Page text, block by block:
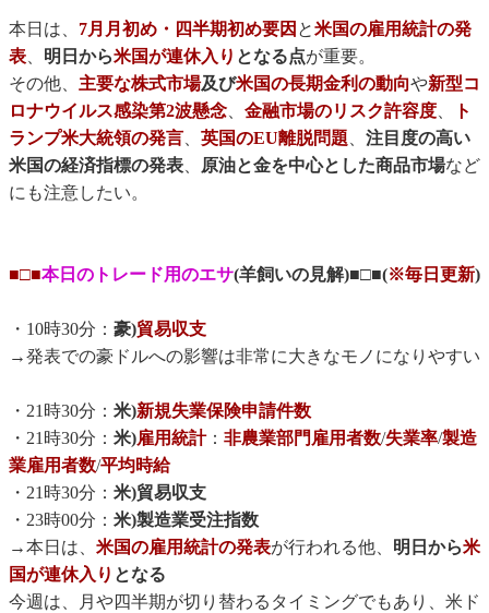
本日は、 7月月初め・四半期初め要因 と米国の雇用統計の発
表、 明日から米国が連休入り となる点が重要。
その他、 主要な株式市場及び米国の長期金利の動向や新型コ
ロナウイルス感染第2波懸念、 金融市場のリスク許容度、
ト
ランプ米大統領の発言、 英国のEU離脱問題、 注目度の高い
米国の経済指標の発表、 原油と金を中心とした商品市場など
にも注意したい。
■□■本日のトレード用のエサ(羊飼いの見解)■□■(※毎日更新)
・10時30分： 豪)貿易収支
→発表での豪ドルへの影響は非常に大きなモノになりやすい
・21時30分： 米)新規失業保険申請件数
・21時30分： 米)雇用統計： 非農業部門雇用者数/失業率/製造
業雇用者数/平均時給
・21時30分： 米)貿易収支
・23時00分： 米)製造業受注指数
→本日は、 米国の雇用統計の発表が行われる他、 明日から米
国が連休入り となる
今週は、月や四半期が切り替わるタイミングでもあり、米ド